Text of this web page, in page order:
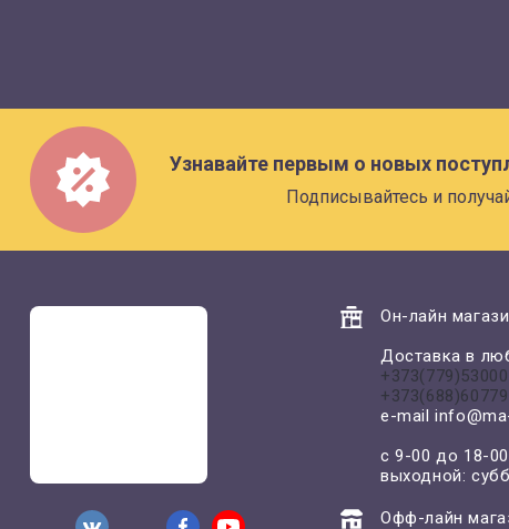
Узнавайте первым о новых
Подписывайтесь и
Он-лайн
Доставка в
+373(779)53000
+373(688)60779
e-mail
с 9-00 до 18-00
выходной:
Офф-лайн